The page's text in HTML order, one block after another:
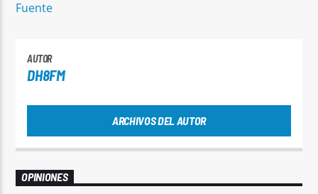
Fuente
AUTOR
DH8FM
ARCHIVOS DEL AUTOR
OPINIONES